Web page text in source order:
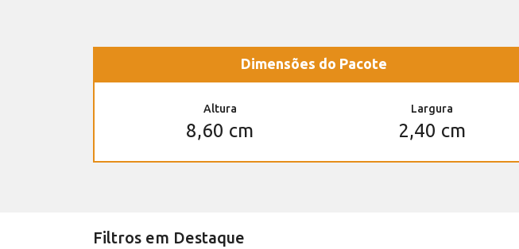
Dimensões do Pacote
Altura
8,60 cm
Largura
2,40 cm
Filtros em Destaque